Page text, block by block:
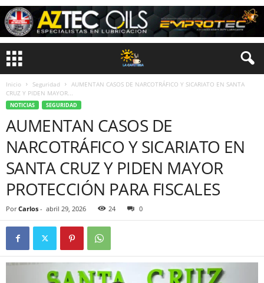
Inicio Seguridad
AUMENTAN CASOS DE NARCOTRÁFICO Y SICARIATO EN SANTA
CRUZ Y PIDEN MAYOR...
NOTICIAS SEGURIDAD
AUMENTAN CASOS DE
NARCOTRÁFICO Y SICARIATO EN
SANTA CRUZ Y PIDEN MAYOR
PROTECCIÓN PARA FISCALES
Por Carlos - abril 29, 2026 24 0